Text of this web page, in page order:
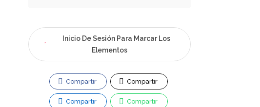
Inicio De Sesión Para Marcar Los
Elementos
Compartir Compartir
Compartir Compartir